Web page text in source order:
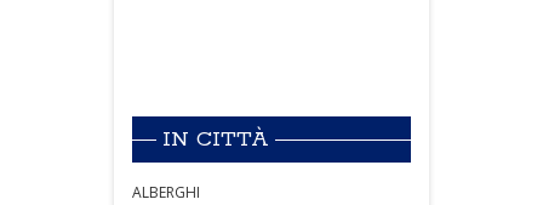
IN CITTÀ
ALBERGHI